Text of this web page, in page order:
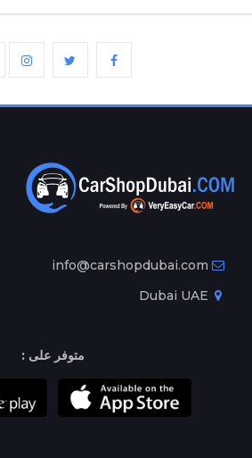
info@carshopdubai.com
متوفر على :